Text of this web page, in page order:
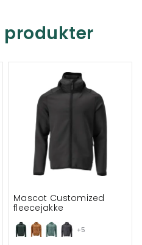
produkter
+5
Mascot Customized
fleecejakke